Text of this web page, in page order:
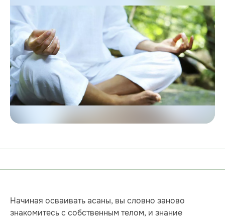
Начиная осваивать асаны, вы словно заново
знакомитесь с собственным телом, и знание